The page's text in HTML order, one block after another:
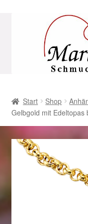
Navigation
AGB
Beispiel-Seite
Datenschutz
Start Shop
Gelbgold mit Edeltopas